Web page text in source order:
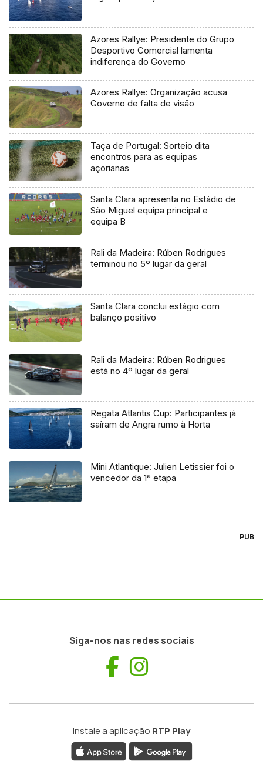
Azores Rallye: Presidente do Grupo
Desportivo Comercial lamenta
indiferença do Governo
Azores Rallye: Organização acusa
Governo de falta de visão
Taça de Portugal: Sorteio dita
encontros para as equipas
açorianas
Santa Clara apresenta no Estádio de
São Miguel equipa principal e
equipa B
Rali da Madeira: Rúben Rodrigues
terminou no 5º lugar da geral
Santa Clara conclui estágio com
balanço positivo
Rali da Madeira: Rúben Rodrigues
está no 4º lugar da geral
Regata Atlantis Cup: Participantes já
saíram de Angra rumo à Horta
Mini Atlantique: Julien Letissier foi o
vencedor da 1ª etapa
PUB
Siga-nos nas redes sociais
Facebook
Instale a aplicação RTP Play